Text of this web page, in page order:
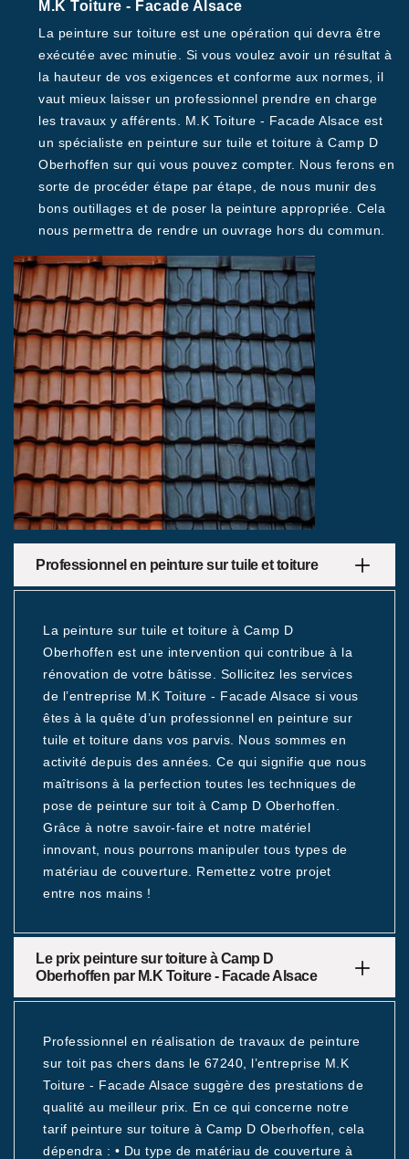
M.K Toiture - Facade Alsace
La peinture sur toiture est une opération qui devra être
exécutée avec minutie. Si vous voulez avoir un résultat à
la hauteur de vos exigences et conforme aux normes, il
vaut mieux laisser un professionnel prendre en charge
les travaux y afférents. M.K Toiture - Facade Alsace est
un spécialiste en peinture sur tuile et toiture à Camp D
Oberhoffen sur qui vous pouvez compter. Nous ferons en
sorte de procéder étape par étape, de nous munir des
bons outillages et de poser la peinture appropriée. Cela
nous permettra de rendre un ouvrage hors du commun.
Professionnel en peinture sur tuile et toiture
La peinture sur tuile et toiture à Camp D
Oberhoffen est une intervention qui contribue à la
rénovation de votre bâtisse. Sollicitez les services
de l’entreprise M.K Toiture - Facade Alsace si vous
êtes à la quête d’un professionnel en peinture sur
tuile et toiture dans vos parvis. Nous sommes en
activité depuis des années. Ce qui signifie que nous
maîtrisons à la perfection toutes les techniques de
pose de peinture sur toit à Camp D Oberhoffen.
Grâce à notre savoir-faire et notre matériel
innovant, nous pourrons manipuler tous types de
matériau de couverture. Remettez votre projet
entre nos mains !
Le prix peinture sur toiture à Camp D
Oberhoffen par M.K Toiture - Facade Alsace
Professionnel en réalisation de travaux de peinture
sur toit pas chers dans le 67240, l’entreprise M.K
Toiture - Facade Alsace suggère des prestations de
qualité au meilleur prix. En ce qui concerne notre
tarif peinture sur toiture à Camp D Oberhoffen, cela
dépendra : • Du type de matériau de couverture à